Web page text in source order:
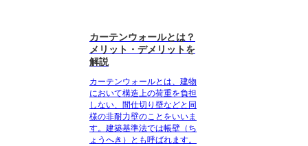
カーテンウォールとは？
メリット・デメリットを
解説
カーテンウォールとは、建物
において構造上の荷重を負担
しない、間仕切り壁などと同
様の非耐力壁のこと をいいま
す。建築基準法では帳壁（ち
ょうへき）とも呼ばれます。